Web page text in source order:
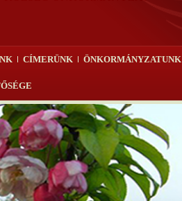
CÍMERÜNK ÖNKORMÁNYZATUNK